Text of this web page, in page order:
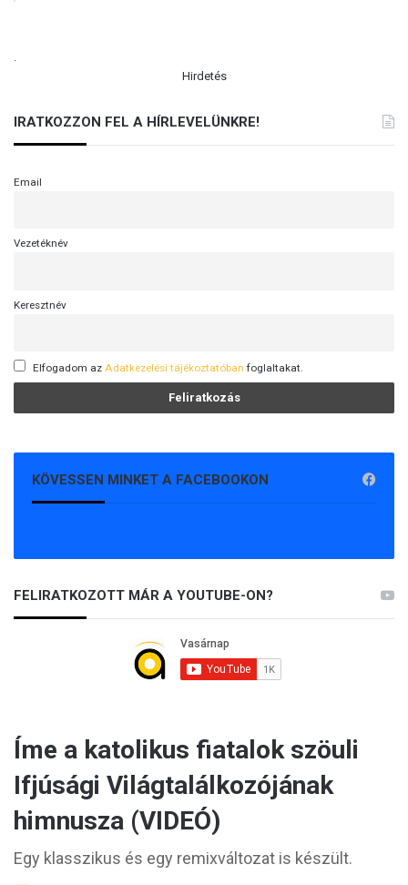
.
Hirdetés
IRATKOZZON FEL A HÍRLEVELÜNKRE!
Email
Vezetéknév
Keresztnév
Elfogadom az Adatkezelési tájékoztatóban foglaltakat.
KÖVESSEN MINKET A FACEBOOKON
FELIRATKOZOTT MÁR A YOUTUBE-ON?